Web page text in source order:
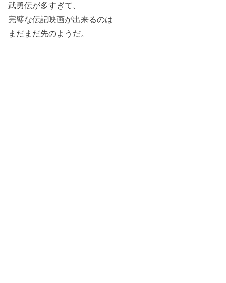
武勇伝が多すぎて、
完璧な伝記映画が出来るのは
まだまだ先のようだ。